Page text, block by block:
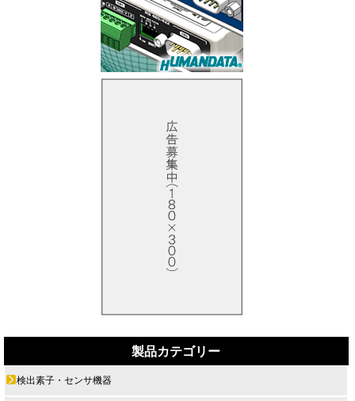
製品カテゴリー
検出素子・センサ機器